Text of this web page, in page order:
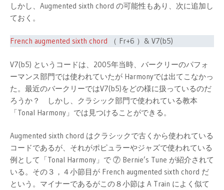
しかし、Augmented sixth chord の可能性もあり、次に追加し
ておく。
French augmented sixth chord （ Fr+6 ）& V7(b5)
V7(b5) というコードは、2005年当時、バークリーのパフォ
ーマンス部門では使われていたが Harmonyでは出てこなかっ
た。最近のバークリーではV7(b5)をどの様に扱っているのだ
ろうか？ しかし、クラシック部門で使われている教本
「Tonal Harmony」では見つけることができる。
Augmented sixth chord はクラシックで古くから使われている
コードであるが、それがポピュラーやジャズで使われている
例として「Tonal Harmony」で ⑦ Bernie’s Tune が紹介されて
いる。その３，４小節目が French augmented sixth chord だ
という。マイナーであるがこの８小節は A Train によく似て